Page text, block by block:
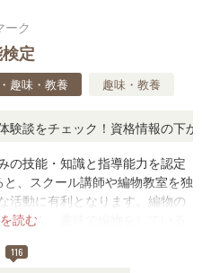
ーク
定
趣味・教養 趣味・教養
をチェック！資格情報の下から
を読む
の技能・知識と指導能力を認定
、スクール講師や編物教室を独
活動に有利となります。編物の
ちろん、趣味で編物をしている
116